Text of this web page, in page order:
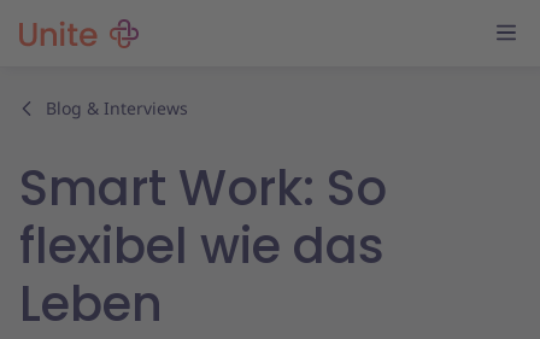
Blog & Interviews
Smart Work: So
flexibel wie das
Leben